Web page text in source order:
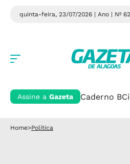
quinta-feira, 23/07/2026 | Ano | Nº
Assine a Gazeta Caderno B
Home>Política